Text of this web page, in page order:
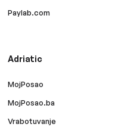
Paylab.com
Adriatic
MojPosao
MojPosao.ba
Vrabotuvanje